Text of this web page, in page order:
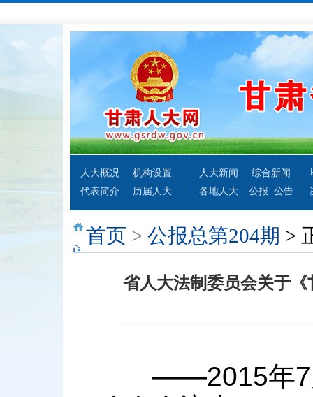
人大概况
机构设置
代表简介
历届人大
人大新闻
综合新闻
各地人大
公报 公告
首页 > 公报总第204期 >
省人大法制委员会关于
——2015年7月